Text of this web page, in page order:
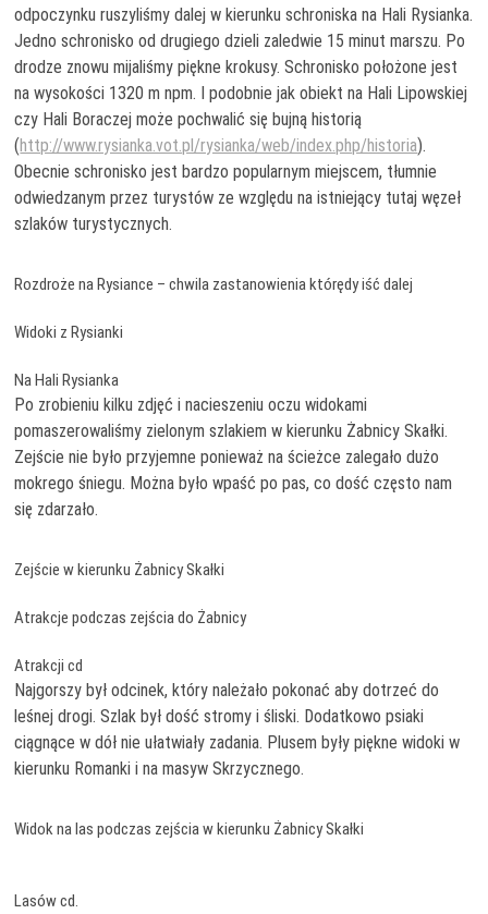
odpoczynku ruszyliśmy dalej w kierunku schroniska na Hali Rysianka.
Jedno schronisko od drugiego dzieli zaledwie 15 minut marszu. Po
drodze znowu mijaliśmy piękne krokusy. Schronisko położone jest
na wysokości 1320 m npm. I podobnie jak obiekt na Hali Lipowskiej
czy Hali Boraczej może pochwalić się bujną historią
(http://www.rysianka.vot.pl/rysianka/web/index.php/historia).
Obecnie schronisko jest bardzo popularnym miejscem, tłumnie
odwiedzanym przez turystów ze względu na istniejący tutaj węzeł
szlaków turystycznych.
Rozdroże na Rysiance – chwila zastanowienia którędy iść dalej
Widoki z Rysianki
Na Hali Rysianka
Po zrobieniu kilku zdjęć i nacieszeniu oczu widokami
pomaszerowaliśmy zielonym szlakiem w kierunku Żabnicy Skałki.
Zejście nie było przyjemne ponieważ na ścieżce zalegało dużo
mokrego śniegu. Można było wpaść po pas, co dość często nam
się zdarzało.
Zejście w kierunku Żabnicy Skałki
Atrakcje podczas zejścia do Żabnicy
Atrakcji cd
Najgorszy był odcinek, który należało pokonać aby dotrzeć do
leśnej drogi. Szlak był dość stromy i śliski. Dodatkowo psiaki
ciągnące w dół nie ułatwiały zadania. Plusem były piękne widoki w
kierunku Romanki i na masyw Skrzycznego.
Widok na las podczas zejścia w kierunku Żabnicy Skałki
Lasów cd.